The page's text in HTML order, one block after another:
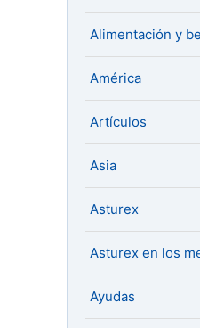
Alimentación y
América
Artículos
Asia
Asturex
Asturex en los
Ayudas